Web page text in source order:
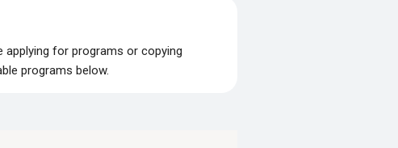
applying for programs or copying
programs below.